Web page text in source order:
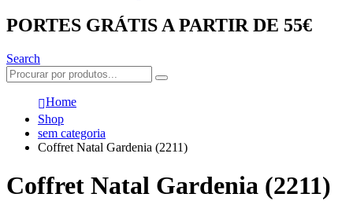
PORTES GRÁTIS A PARTIR DE 55€
Search
Home
Shop
sem categoria
Coffret Natal Gardenia (2211)
Coffret Natal Gardenia (2211)